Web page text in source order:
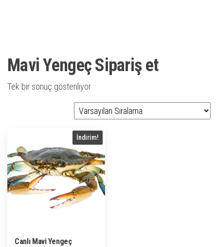
Mavi Yengeç Sipariş et
Tek bir sonuç gösteriliyor
İndirim!
Canlı Mavi Yengeç